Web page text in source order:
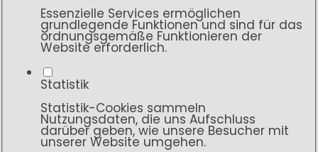
Essenzielle Services ermöglichen
grundlegende Funktionen und sind für das
ordnungsgemäße Funktionieren der
Website erforderlich.
Statistik
Statistik-Cookies sammeln
Nutzungsdaten, die uns Aufschluss
darüber geben, wie unsere Besucher mit
unserer Website umgehen.